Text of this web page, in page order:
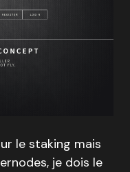
le staking mais
je dois le